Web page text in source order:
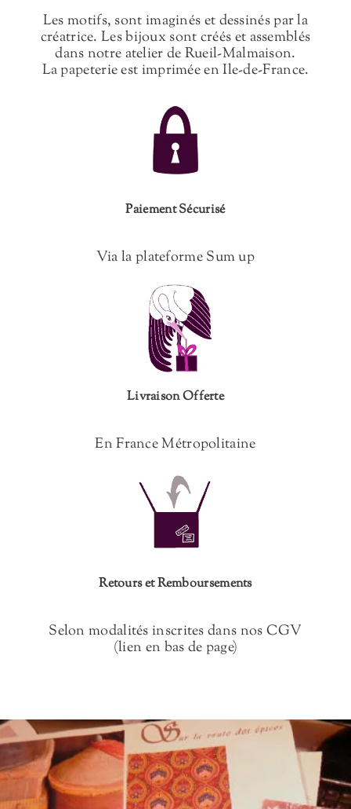
Les motifs, sont imaginés et dessinés par la
créatrice. Les bijoux sont créés et assemblés
dans notre atelier de Rueil-Malmaison.
La papeterie est imprimée en Ile-de-France.
Paiement Sécurisé
Via la plateforme Sum up
Livraison Offerte
En France Métropolitaine
Retours et Remboursements
Selon modalités inscrites dans nos CGV
(lien en bas de page)